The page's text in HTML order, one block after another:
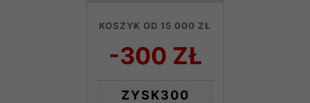
KOSZYK OD 15 000 ZŁ
-300 ZŁ
ZYSK300